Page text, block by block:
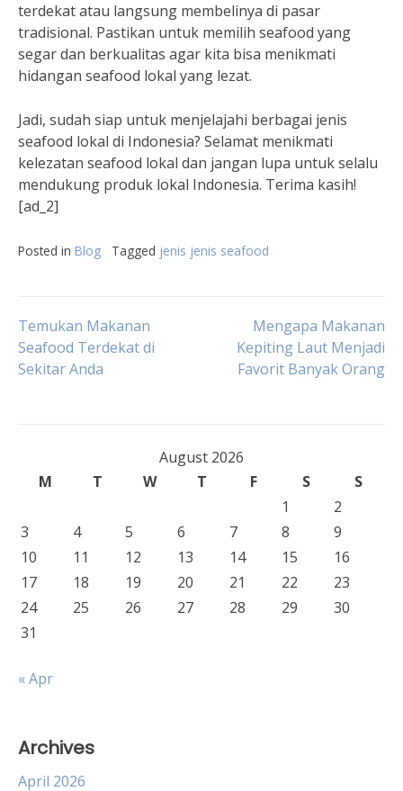
terdekat atau langsung membelinya di pasar
tradisional. Pastikan untuk memilih seafood yang
segar dan berkualitas agar kita bisa menikmati
hidangan seafood lokal yang lezat.
Jadi, sudah siap untuk menjelajahi berbagai jenis
seafood lokal di Indonesia? Selamat menikmati
kelezatan seafood lokal dan jangan lupa untuk selalu
mendukung produk lokal Indonesia. Terima kasih!
[ad_2]
Posted in Blog Tagged jenis jenis seafood
Post
navigation
Temukan Makanan
Seafood Terdekat di
Sekitar Anda
Mengapa Makanan
Kepiting Laut Menjadi
Favorit Banyak Orang
August 2026
M
T W T F S
S
1
2
3
4 5 6 7 8
9
10
11 12 13 14 15
16
17
18 19 20 21 22
23
24
25 26 27 28 29
30
31
« Apr
Archives
April 2026